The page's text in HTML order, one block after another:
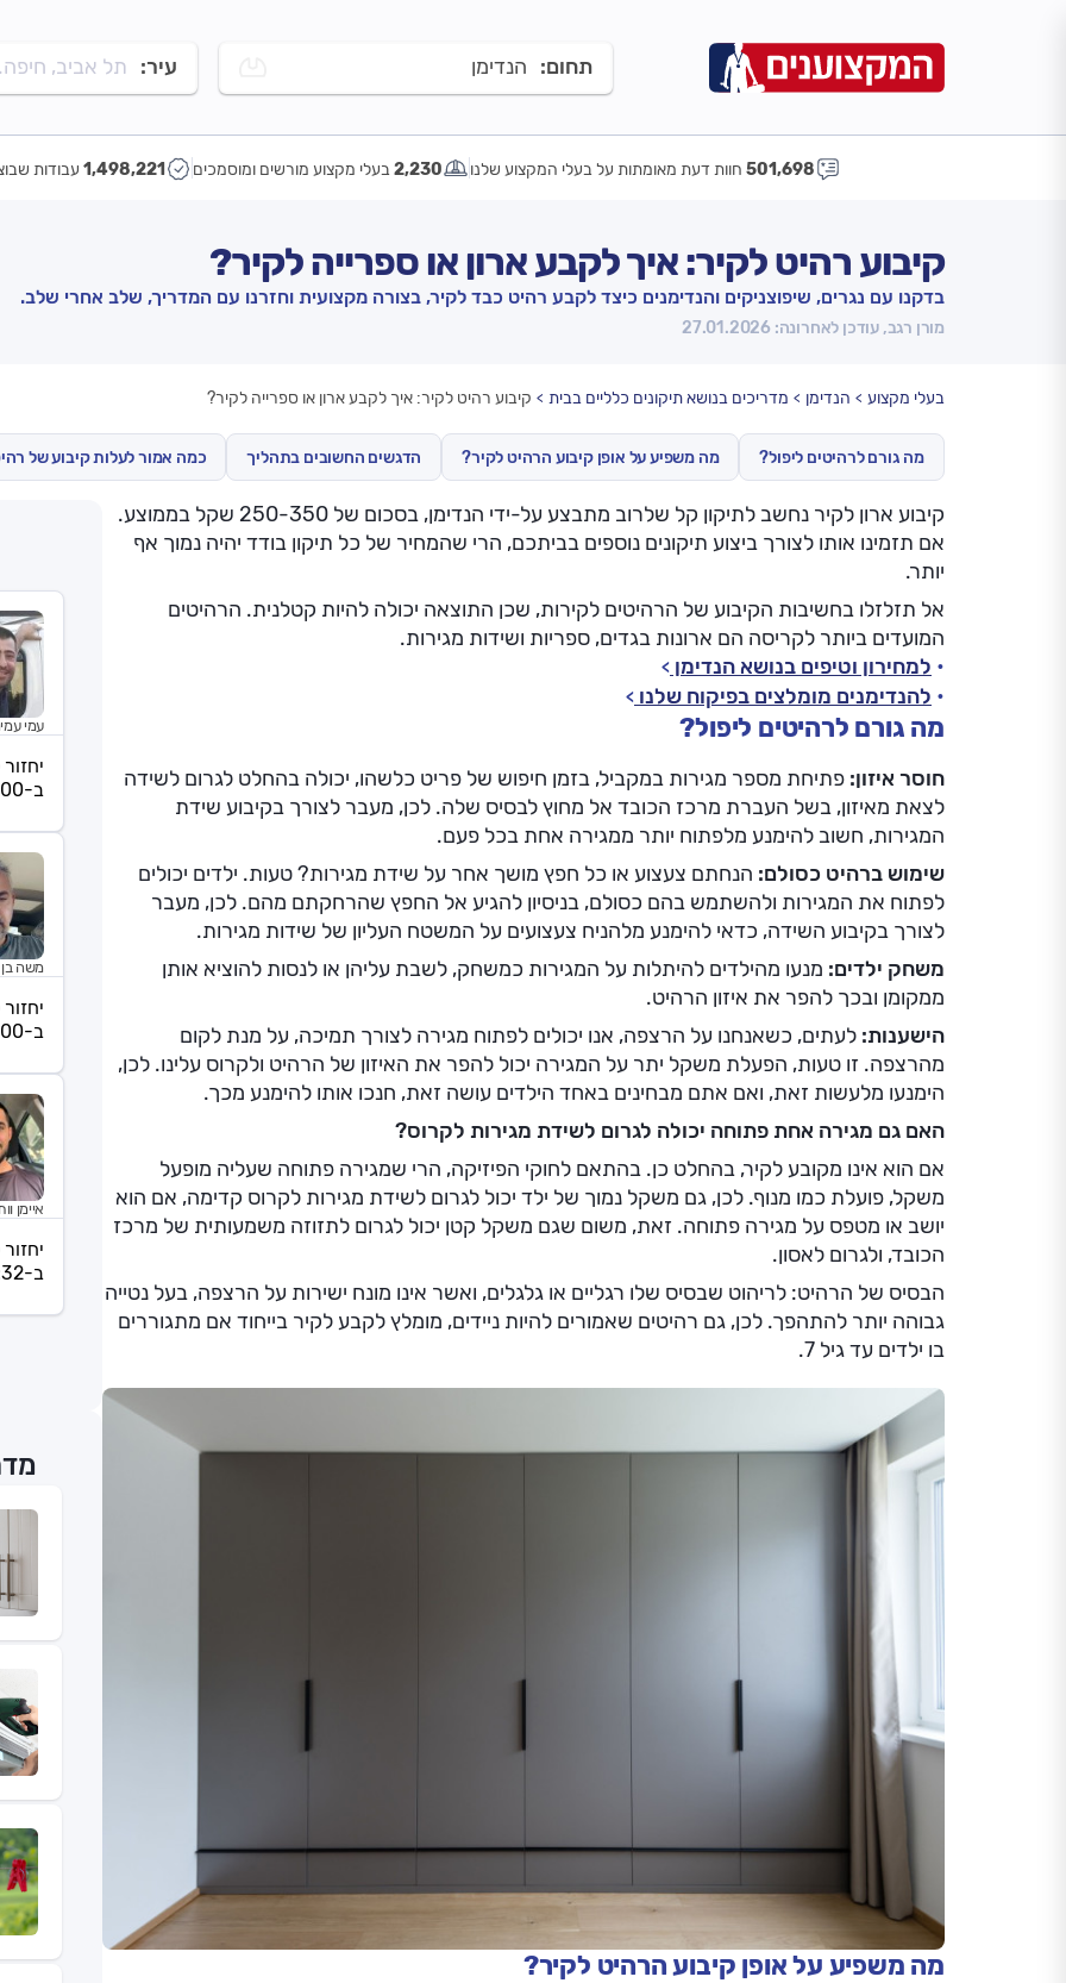
תחום: הנדימן עיר: תל אביב,
501,698 חוות דעת מאומתות על בעלי המקצוע שלנו 2,230 בעלי מקצוע מורשים ומוסמכים 1,498,221 עבודות
קיבוע רהיט לקיר: איך לקבע ארון או ספרייה לקיר?
בדקנו עם נגרים, שיפוצניקים והנדימנים כיצד לקבע רהיט כבד לקיר, בצורה מקצועית וחזרנו עם המדריך, שלב אחרי שלב.
מורן רגב, עודכן לאחרונה: 27.01.2026
בעלי מקצוע הנדימן מדריכים בנושא תיקונים כלליים בבית קיבוע רהיט לקיר: איך לקבע ארון או ספרייה לקיר?
מה גורם לרהיטים ליפול? מה משפיע על אופן קיבוע הרהיט לקיר? הדגשים החשובים בתהליך כמה אמור לעלות קיבוע של
קיבוע ארון לקיר נחשב לתיקון קל שלרוב מתבצע על-ידי הנדימן, בסכום של 250-350 שקל בממוצע.
אם תזמינו אותו לצורך ביצוע תיקונים נוספים בביתכם, הרי שהמחיר של כל תיקון בודד יהיה נמוך אף
יותר.
אל תזלזלו בחשיבות הקיבוע של הרהיטים לקירות, שכן התוצאה יכולה להיות קטלנית. הרהיטים
המועדים ביותר לקריסה הם ארונות בגדים, ספריות ושידות מגירות.
למחירון וטיפים בנושא הנדימן
להנדימנים מומלצים בפיקוח שלנו
מה גורם לרהיטים ליפול?
חוסר איזון: פתיחת מספר מגירות במקביל, בזמן חיפוש של פריט כלשהו, יכולה בהחלט לגרום לשידה
לצאת מאיזון, בשל העברת מרכז הכובד אל מחוץ לבסיס שלה. לכן, מעבר לצורך בקיבוע שידת
המגירות, חשוב להימנע מלפתוח יותר ממגירה אחת בכל פעם.
שימוש ברהיט כסולם: הנחתם צעצוע או כל חפץ מושך אחר על שידת מגירות? טעות. ילדים יכולים
לפתוח את המגירות ולהשתמש בהם כסולם, בניסיון להגיע אל החפץ שהרחקתם מהם. לכן, מעבר
לצורך בקיבוע השידה, כדאי להימנע מלהניח צעצועים על המשטח העליון של שידות מגירות.
משחק ילדים: מנעו מהילדים להיתלות על המגירות כמשחק, לשבת עליהן או לנסות להוציא אותן
ממקומן ובכך להפר את איזון הרהיט.
הישענות: לעתים, כשאנחנו על הרצפה, אנו יכולים לפתוח מגירה לצורך תמיכה, על מנת לקום
מהרצפה. זו טעות, הפעלת משקל יתר על המגירה יכול להפר את האיזון של הרהיט ולקרוס עלינו. לכן,
הימנעו מלעשות זאת, ואם אתם מבחינים באחד הילדים עושה זאת, חנכו אותו להימנע מכך.
האם גם מגירה אחת פתוחה יכולה לגרום לשידת מגירות לקרוס?
אם הוא אינו מקובע לקיר, בהחלט כן. בהתאם לחוקי הפיזיקה, הרי שמגירה פתוחה שעליה מופעל
משקל, פועלת כמו מנוף. לכן, גם משקל נמוך של ילד יכול לגרום לשידת מגירות לקרוס קדימה, אם הוא
יושב או מטפס על מגירה פתוחה. זאת, משום שגם משקל קטן יכול לגרום לתזוזה משמעותית של מרכז
הכובד, ולגרום לאסון.
הבסיס של הרהיט: לריהוט שבסיס שלו רגליים או גלגלים, ואשר אינו מונח ישירות על הרצפה, בעל נטייה
גבוהה יותר להתהפך. לכן, גם רהיטים שאמורים להיות ניידים, מומלץ לקבע לקיר בייחוד אם מתגוררים
בו ילדים עד גיל 7.
מה משפיע על אופן קיבוע הרהיט לקיר?
עמי
ב-08:00
משה בן
ב-07:00
איימן
ב-20:32